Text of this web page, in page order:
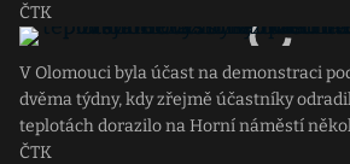
ČTK
V Olomouci byla účast na demonstraci
dvěma týdny, kdy zřejmě účastníky
teplotách dorazilo na Horní náměstí
ČTK